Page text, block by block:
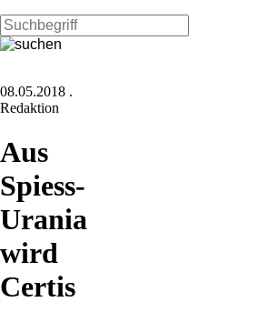
08.05.2018 .
Redaktion
Aus
Spiess-
Urania
wird
Certis